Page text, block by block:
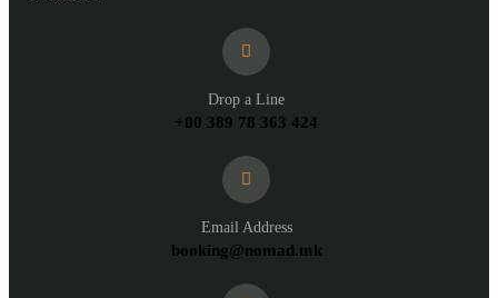
Drop a Line
+00 389 78 363 424
Email Address
booking@nomad.mk